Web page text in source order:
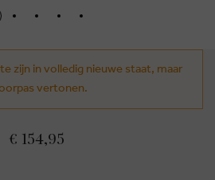
zijn in volledig nieuwe staat, maar
vertonen.
€ 154,95